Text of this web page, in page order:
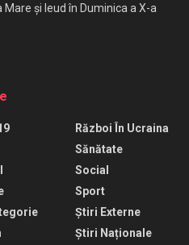
și Ieud în Duminica a X-a
Război În Ucraina
Sănătate
Social
Sport
Știri Externe
Știri Naționale